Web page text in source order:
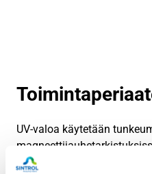
UV-valoa käytetään
indikaattoreiden avulla.